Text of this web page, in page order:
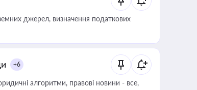
джерел, визначення податкових
+6
алгоритми, правові новини - все,